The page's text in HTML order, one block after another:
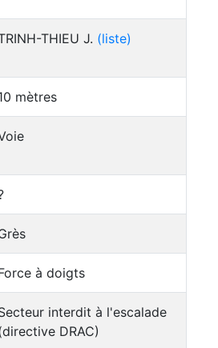
THIEU J. (liste)
mètres
à doigts
interdit à l'escalade
DRAC)